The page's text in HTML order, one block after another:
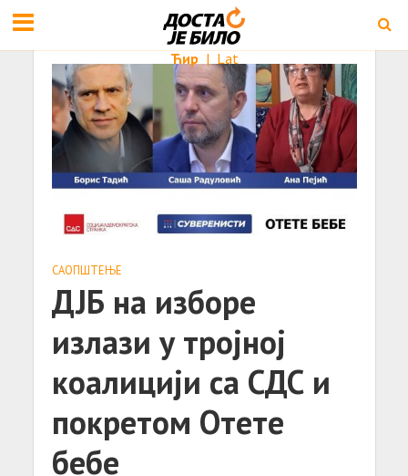
Ћир | Lat
САОПШТЕЊE
ДЈБ на изборе
излази у тројној
коалицији са СДС и
покретом Отете
бебе